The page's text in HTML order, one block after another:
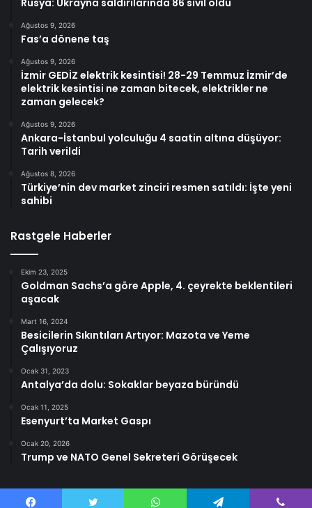
Ağustos 9, 2026
Fas’a dönene taş
Ağustos 9, 2026
İzmir GEDİZ elektrik kesintisi! 28-29 Temmuz İzmir’de
elektrik kesintisi ne zaman bitecek, elektrikler ne
zaman gelecek?
Ağustos 9, 2026
Ankara-İstanbul yolculuğu 4 saatin altına düşüyor:
Tarih verildi
Ağustos 8, 2026
Türkiye’nin dev market zinciri resmen satıldı: İşte yeni
sahibi
Rastgele Haberler
Ekim 23, 2025
Goldman Sachs’a göre Apple, 4. çeyrekte beklentileri
aşacak
Mart 16, 2024
Besicilerin Sıkıntıları Artıyor: Mazota ve Yeme
Çalışıyoruz
Ocak 31, 2023
Antalya’da dolu: Sokaklar beyaza büründü
Ocak 11, 2025
Esenyurt’ta Market Gaspı
Ocak 20, 2026
Trump ve NATO Genel Sekreteri Görüşecek